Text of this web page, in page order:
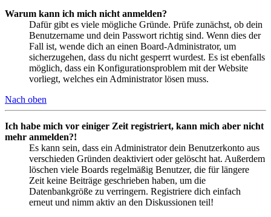
Warum kann ich mich nicht anmelden?
Dafür gibt es viele mögliche Gründe. Prüfe zunächst, ob dein
Benutzername und dein Passwort richtig sind. Wenn dies der
Fall ist, wende dich an einen Board-Administrator, um
sicherzugehen, dass du nicht gesperrt wurdest. Es ist ebenfalls
möglich, dass ein Konfigurationsproblem mit der Website
vorliegt, welches ein Administrator lösen muss.
Nach oben
Ich habe mich vor einiger Zeit registriert, kann mich aber nicht
mehr anmelden?!
Es kann sein, dass ein Administrator dein Benutzerkonto aus
verschieden Gründen deaktiviert oder gelöscht hat. Außerdem
löschen viele Boards regelmäßig Benutzer, die für längere
Zeit keine Beiträge geschrieben haben, um die
Datenbankgröße zu verringern. Registriere dich einfach
erneut und nimm aktiv an den Diskussionen teil!